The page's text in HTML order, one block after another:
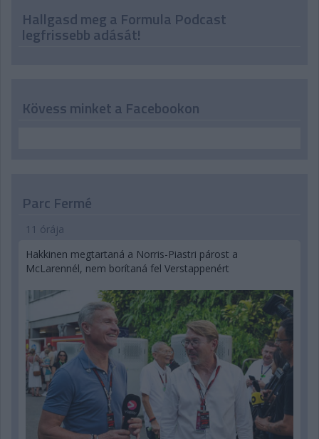
Hallgasd meg a Formula Podcast
legfrissebb adását!
Kövess minket a Facebookon
Parc Fermé
11 órája
Hakkinen megtartaná a Norris-Piastri párost a
McLarennél, nem borítaná fel Verstappenért